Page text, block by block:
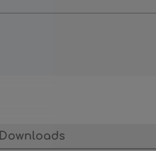
Downloads